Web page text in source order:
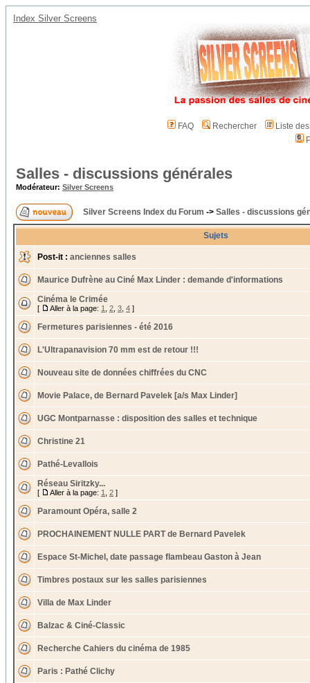
Index Silver Screens
FAQ Rechercher
Liste
Salles - discussions générales
Modérateur: Silver Screens
Silver Screens Index du Forum -> Salles - discussions
Sujets
Post-it : anciennes salles
Maurice Dufrène au Ciné Max Linder : demande d'informations
Cinéma le Crimée
[ Aller à la page: 1 2 3 4 ]
Fermetures parisiennes - été 2016
L'Ultrapanavision 70 mm est de retour !!!
Nouveau site de données chiffrées du CNC
Movie Palace, de Bernard Pavelek [a/s Max Linder]
UGC Montparnasse : disposition des salles et technique
Christine 21
Pathé-Levallois
Réseau Siritzky...
[ Aller à la page: 1 2 ]
Paramount Opéra, salle 2
PROCHAINEMENT NULLE PART de Bernard Pavelek
Espace St-Michel, date passage flambeau Gaston à Jean
Timbres postaux sur les salles parisiennes
Villa de Max Linder
Balzac & Ciné-Classic
Recherche Cahiers du cinéma de 1985
Paris : Pathé Clichy